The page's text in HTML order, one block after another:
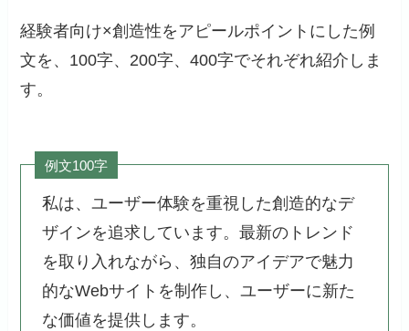
経験者向け×創造性をアピールポイントにした例
文を、100字、200字、400字でそれぞれ紹介しま
す。
例文100字
私は、ユーザー体験を重視した創造的なデ
ザインを追求しています。最新のトレンド
を取り入れながら、独自のアイデアで魅力
的なWebサイトを制作し、ユーザーに新た
な価値を提供します。